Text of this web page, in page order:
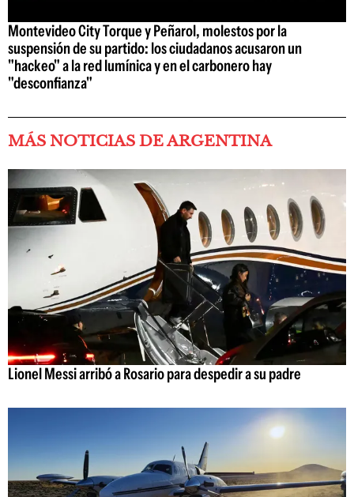
Montevideo City Torque y Peñarol, molestos por la
suspensión de su partido: los ciudadanos acusaron un
"hackeo" a la red lumínica y en el carbonero hay
"desconfianza"
MÁS NOTICIAS DE ARGENTINA
Lionel Messi arribó a Rosario para despedir a su padre